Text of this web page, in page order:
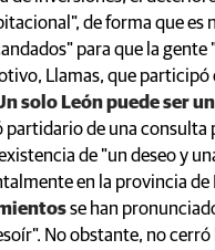
de forma que es
para que la gente
Llamas, que participó
solo León puede ser
partidario de una consulta
de "un deseo y
en la provincia de
se han
No obstante, no cerró